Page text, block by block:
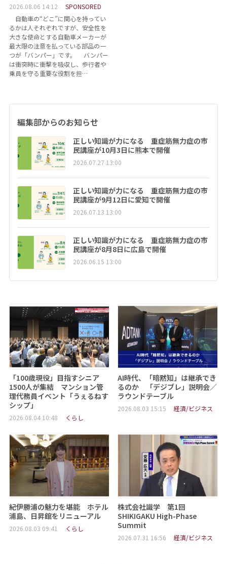
2026.08.06 14:12
SPONSORED
自動車の“どこ”に関心を持ってい
るかは人それぞれですが、安全性を
大きな使命とする自動車メーカーが
最大限の注意を払っている部品の一
つが「バンパー」です。 バンパー
は衝突時に衝撃を吸収し、歩行者や
乗員を守る重要な役割を担…
編集部からのお知らせ
正しい知識が力になる 重症筋無力症の市
民講座が10月3日に熊本で開催
2026.07.27 13:00
正しい知識が力になる 重症筋無力症の市
民講座が9月12日に愛知で開催
2026.07.13 13:00
正しい知識が力になる 重症筋無力症の市
民講座が8月8日に広島で開催
2026.06.15 13:00
「100歳現役」目指すシニア
1500人が集結 マンション管
理代務員イベント「うぇるねす
シップ」
2026.08.04 10:48 くらし
AI時代、「暗黙知」は継承でき
るのか 「デジブレ」説明会／
ラウンドテーブル
2026.08.03 15:15 経済/ビジネス
紀伊勝浦の魅力を堪能 ホテル
浦島、日昇館をリニューアル
2026.08.03 09:41 くらし
株式会社識学 第1回
SHIKIGAKU High-Phase
Summit
2026.07.31 16:56 経済/ビジネス